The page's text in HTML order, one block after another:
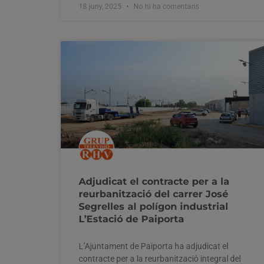
18 juny, 2025 No hi ha comentaris
Adjudicat el contracte per a la
reurbanització del carrer José
Segrelles al polígon industrial
L’Estació de Paiporta
L’Ajuntament de Paiporta ha adjudicat el
contracte per a la reurbanització integral del